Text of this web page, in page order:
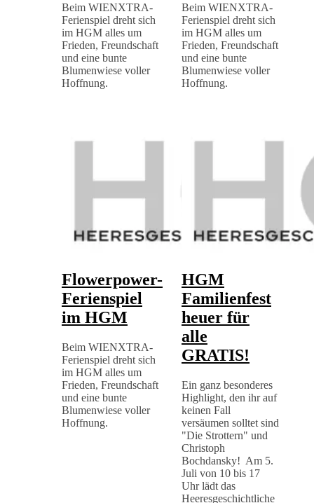
Beim WIENXTRA-
Ferienspiel dreht sich
im HGM alles um
Frieden, Freundschaft
und eine bunte
Blumenwiese voller
Hoffnung.
Beim WIENXTRA-
Ferienspiel dreht sich
im HGM alles um
Frieden, Freundschaft
und eine bunte
Blumenwiese voller
Hoffnung.
Flowerpower-
Ferienspiel
im HGM
Beim WIENXTRA-
Ferienspiel dreht sich
im HGM alles um
Frieden, Freundschaft
und eine bunte
Blumenwiese voller
Hoffnung.
HGM
Familienfest
heuer für
alle
GRATIS!
Ein ganz besonderes
Highlight, den ihr auf
keinen Fall
versäumen solltet sind
"Die Strottern" und
Christoph
Bochdansky! Am 5.
Juli von 10 bis 17
Uhr lädt das
Heeresgeschichtliche